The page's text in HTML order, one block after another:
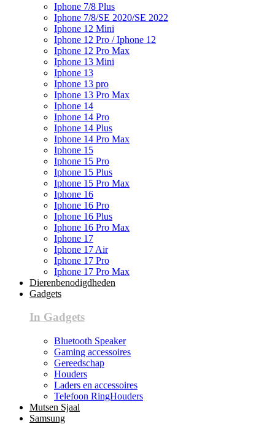
Iphone 7/8 Plus
Iphone 7/8/SE 2020/SE 2022
Iphone 12 Mini
Iphone 12 Pro / Iphone 12
Iphone 12 Pro Max
Iphone 13 Mini
Iphone 13
Iphone 13 pro
Iphone 13 Pro Max
Iphone 14
Iphone 14 Pro
Iphone 14 Plus
Iphone 14 Pro Max
Iphone 15
Iphone 15 Pro
Iphone 15 Plus
Iphone 15 Pro Max
Iphone 16
Iphone 16 Pro
Iphone 16 Plus
Iphone 16 Pro Max
Iphone 17
Iphone 17 Air
Iphone 17 Pro
Iphone 17 Pro Max
Dierenbenodigdheden
Gadgets
In Gadgets
Bluetooth Speaker
Gaming accessoires
Gereedschap
Houders
Laders en accessoires
Telefoon RingHouders
Mutsen Sjaal
Samsung